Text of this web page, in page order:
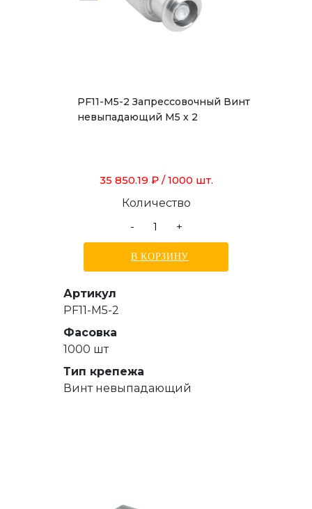
PF11-M5-2 Запрессовочный Винт
невыпадающий М5 х 2
35 850.19 ₽ / 1000 шт.
Количество
-
+
В КОРЗИНУ
Артикул
PF11-M5-2
Фасовка
1000 шт
Тип крепежа
Винт невыпадающий